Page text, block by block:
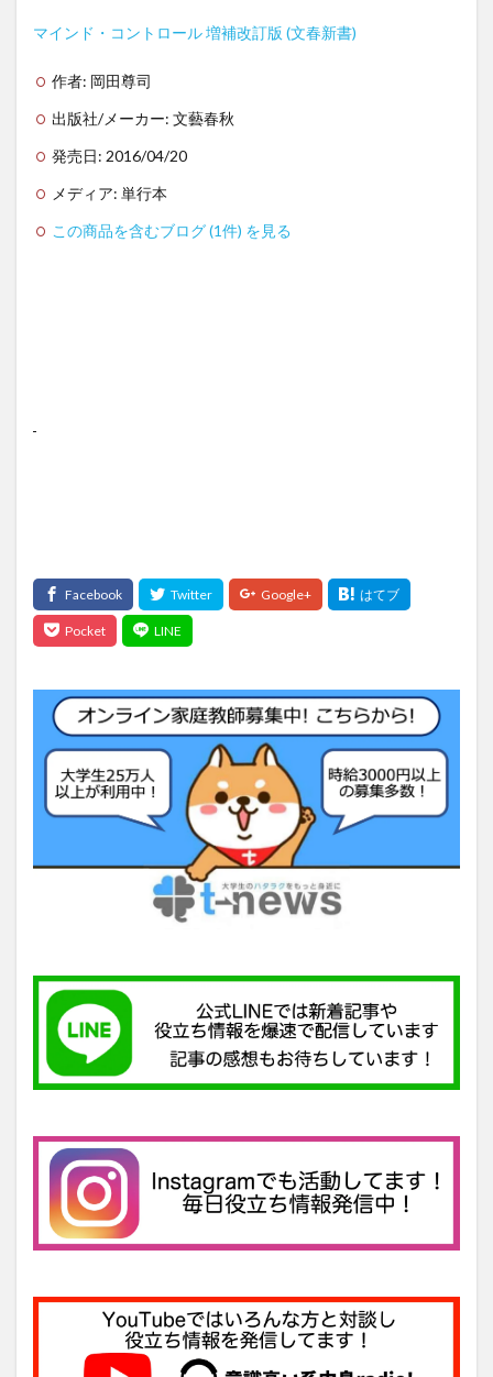
マインド・コントロール 増補改訂版 (文春新書)
作者: 岡田尊司
出版社/メーカー: 文藝春秋
発売日: 2016/04/20
メディア: 単行本
この商品を含むブログ (1件) を見る